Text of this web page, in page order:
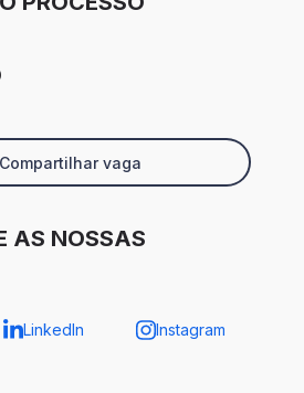
Compartilhar vaga
AS NOSSAS
LinkedIn Instagram